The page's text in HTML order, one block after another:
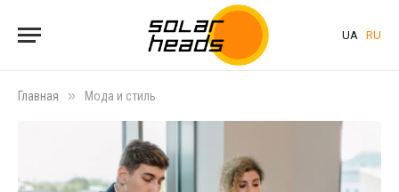
UA RU
Главная » Мода и стиль